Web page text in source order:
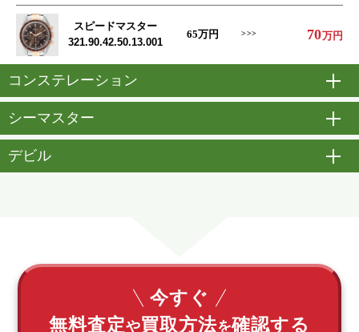
スピードマスター
321.90.42.50.13.001
65万円 70万円
コンステレーション
シーマスター
デビル
今すぐ
無料査定や買取方法を確認する